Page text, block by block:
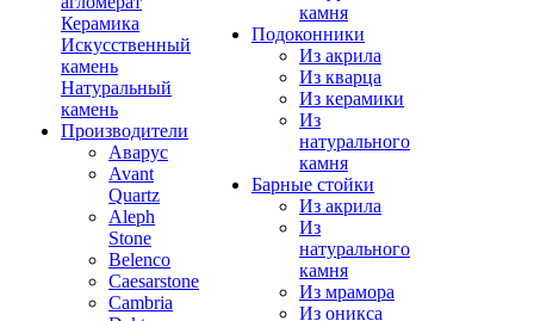
Керамика
Искусственный
камень
Натуральный
камень
Производители
Аварус
Avant
Quartz
Aleph
Stone
Belenco
Caesarstone
Cambria
камня
Подоконники
Из акрила
Из кварца
Из керамики
Из
натурального
камня
Барные стойки
Из акрила
Из
натурального
камня
Из мрамора
Из оникса